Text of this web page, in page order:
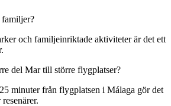
familjer?
och familjeinriktade aktiviteter är det ett
del Mar till större flygplatser?
minuter från flygplatsen i Málaga gör det